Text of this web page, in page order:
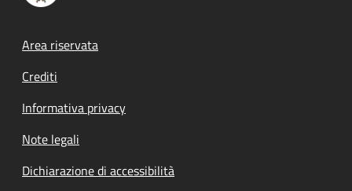
Footer menu
Area riservata
Crediti
Informativa privacy
Note legali
Dichiarazione di accessibilità